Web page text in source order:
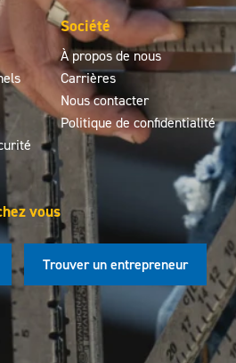
Société
À propos de nous
Carrières
Nous contacter
Politique de confidentialité
vous
Trouver un entrepreneur